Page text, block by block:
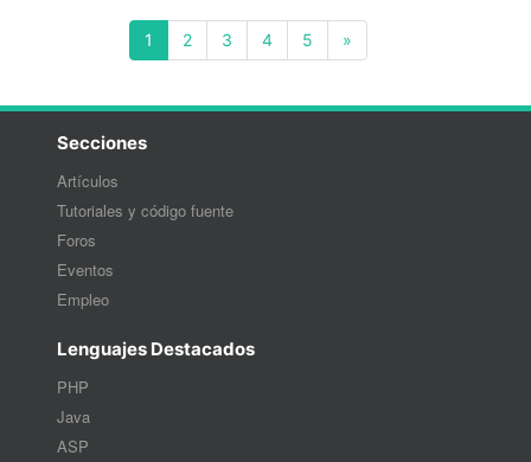
1 (current)
2 3 4 5 »
Secciones
Artículos
Tutoriales y código fuente
Foros
Eventos
Empleo
Lenguajes Destacados
PHP
Java
ASP